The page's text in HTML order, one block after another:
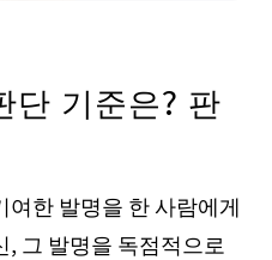
단 기준은? 판
한 발명을 한 사람에게
그 발명을 독점적으로